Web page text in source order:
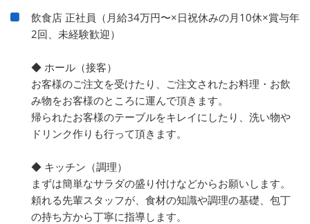
飲食店 正社員（月給34万円〜×日祝休みの月10休×賞与年
2回、未経験歓迎）
◆ ホール（接客）
お客様のご注文を受けたり、ご注文されたお料理・お飲
み物をお客様のところに運んで頂きます。
帰られたお客様のテーブルをキレイにしたり、洗い物や
ドリンク作りも行って頂きます。
◆ キッチン（調理）
まずは簡単なサラダの盛り付けなどからお願いします。
頼れる先輩スタッフが、食材の知識や調理の基礎、包丁
の持ち方から丁寧に指導します。